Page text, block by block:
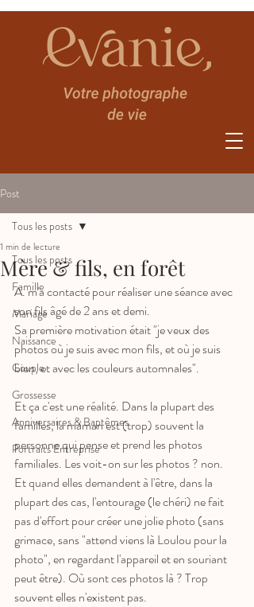
Post
Tous les posts
Famille
Mariage
Naissance
Couple
Grossesse
Anniversaires & Baptêmes
Portraits Entreprise
Tous les posts
Mère & fils, en forêt
1 min de lecture
A. m'a contacté pour réaliser une séance avec
son fils âgé de 2 ans et demi.
Sa première motivation était "je veux des
photos où je suis avec mon fils, et où je suis
bien, et avec les couleurs automnales".
Et ça c'est une réalité. Dans la plupart des
familles, la maman est (trop) souvent la
personne qui pense et prend les photos
familiales. Les voit-on sur les photos ? non.
Et quand elles demandent à l'être, dans la
plupart des cas, l'entourage (le chéri) ne fait
pas d'effort pour créer une jolie photo (sans
grimace, sans "attend viens là Loulou pour la
photo", en regardant l'appareil et en souriant
peut être). Où sont ces photos là ? Trop
souvent elles n'existent pas.